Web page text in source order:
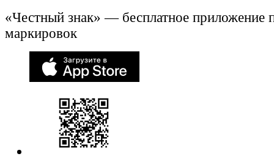
«Честный знак» — бесплатное приложение
маркировок